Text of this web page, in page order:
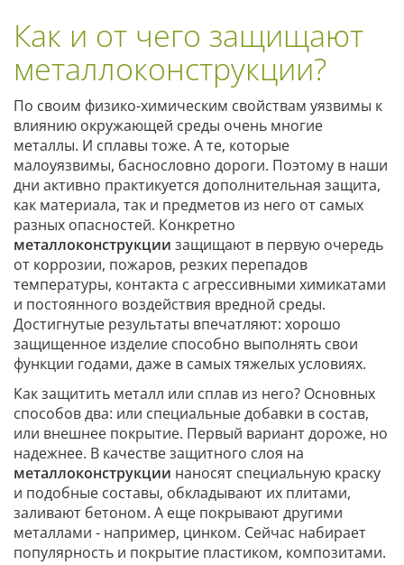
Как и от чего защищают
металлоконструкции?
По своим физико-химическим свойствам уязвимы к
влиянию окружающей среды очень многие
металлы. И сплавы тоже. А те, которые
малоуязвимы, баснословно дороги. Поэтому в наши
дни активно практикуется дополнительная защита,
как материала, так и предметов из него от самых
разных опасностей. Конкретно
металлоконструкции защищают в первую очередь
от коррозии, пожаров, резких перепадов
температуры, контакта с агрессивными химикатами
и постоянного воздействия вредной среды.
Достигнутые результаты впечатляют: хорошо
защищенное изделие способно выполнять свои
функции годами, даже в самых тяжелых условиях.
Как защитить металл или сплав из него? Основных
способов два: или специальные добавки в состав,
или внешнее покрытие. Первый вариант дороже, но
надежнее. В качестве защитного слоя на
металлоконструкции наносят специальную краску
и подобные составы, обкладывают их плитами,
заливают бетоном. А еще покрывают другими
металлами - например, цинком. Сейчас набирает
популярность и покрытие пластиком, композитами.